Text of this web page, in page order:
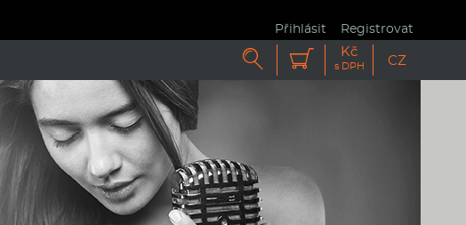
Přihlásit Registrovat
  Kč
s DPH CZ